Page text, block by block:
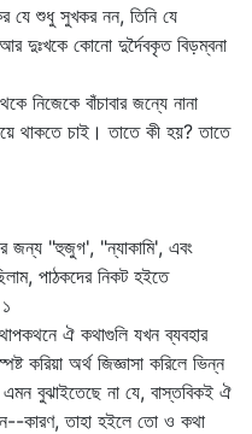
যে শুধু সুখকর নন, তিনি যে
দুঃখকে কোনো দুর্দৈবকৃত বিড়ম্বনা
নিজেকে বাঁচাবার জন্যে নানা
থাকতে চাই। তাতে কী হয়? তাতে
জন্য "হুজুগ', "ন্যাকামি', এবং
পাঠকদের নিকট হইতে
ঐ কথাগুলি যখন ব্যবহার
করিয়া অর্থ জিজ্ঞাসা করিলে ভিন্ন
বুঝাইতেছে না যে, বাস্তবিকই ঐ
কারণ, তাহা হইলে তো ও কথা